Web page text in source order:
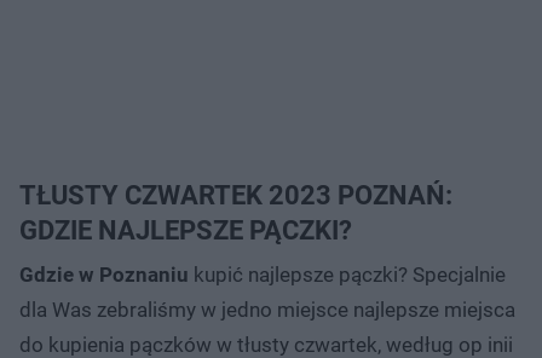
TŁUSTY CZWARTEK 2023 POZNAŃ:
GDZIE NAJLEPSZE PĄCZKI?
Gdzie w Poznaniu kupić najlepsze pączki? Specjalnie
dla Was zebraliśmy w jedno miejsce najlepsze miejsca
do kupienia pączków w tłusty czwartek, według op inii